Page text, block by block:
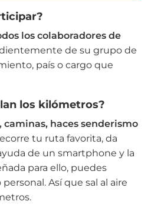
los colaboradores de
de su grupo de
país o cargo que
los kilómetros?
caminas, haces senderismo
tu ruta favorita, da
de un smartphone y la
para ello, puedes
Así que sal al aire